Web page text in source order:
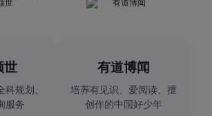
世
规划、
服务
有道博闻
培养有见识、爱阅读、擅
创作的中国好少年